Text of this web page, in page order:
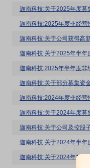
迦南科技:关于2025年度募
迦南科技:2025年度非经营
迦南科技:关于公司获得高
迦南科技:关于2025年半年
迦南科技:2025年半年度非
迦南科技:关于部分募集资
迦南科技:2024年度非经营
迦南科技:关于2024年度募
迦南科技:关于公司及控股
迦南科技:关于2024年半年
迦南科技:关于2024年1-6